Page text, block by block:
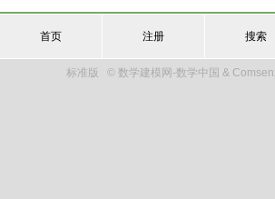
首页 注册 搜索
标准版 © 数学建模网-数学中国 &